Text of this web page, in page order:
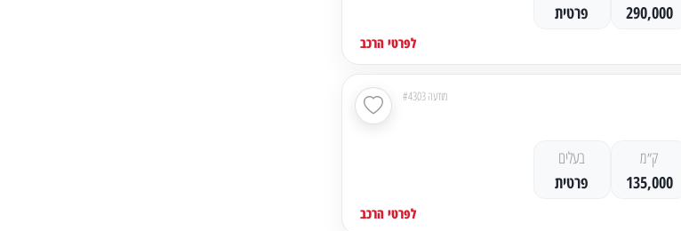
290,000
פרטית
לפרטי הרכב
מודעה #4303
ק״מ
135,000
בעלים
פרטית
לפרטי הרכב